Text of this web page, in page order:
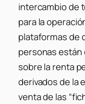
intercambio de
para la
plataformas de
personas
sobre la renta
derivados de la
venta de las